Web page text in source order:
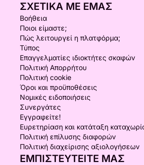
ΣΧΕΤΙΚΆ ΜΕ ΕΜΆΣ
Βοήθεια
Ποιοι είμαστε;
Πώς λειτουργεί η πλατφόρμα;
Τύπος
Επαγγελματίες ιδιοκτήτες σκαφών
Πολιτική Απορρήτου
Πολιτική cookie
Όροι και προϋποθέσεις
Νομικές ειδοποιήσεις
Συνεργάτες
Εγγραφείτε!
Ευρετηρίαση και κατάταξη
Πολιτική επίλυσης διαφορών
Πολιτική διαχείρισης αξιολογήσεων
ΕΜΠΙΣΤΕΥΤΕΊΤΕ ΜΑΣ